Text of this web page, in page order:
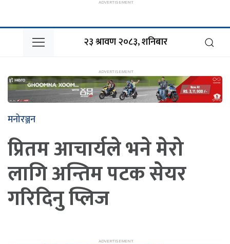
२३ श्रावण २०८३, शनिबार
मनोरञ्जन
प्रितम आचार्यले भने मेरो
लागि अन्तिम पटक सेयर
गरिदिनु प्लिज